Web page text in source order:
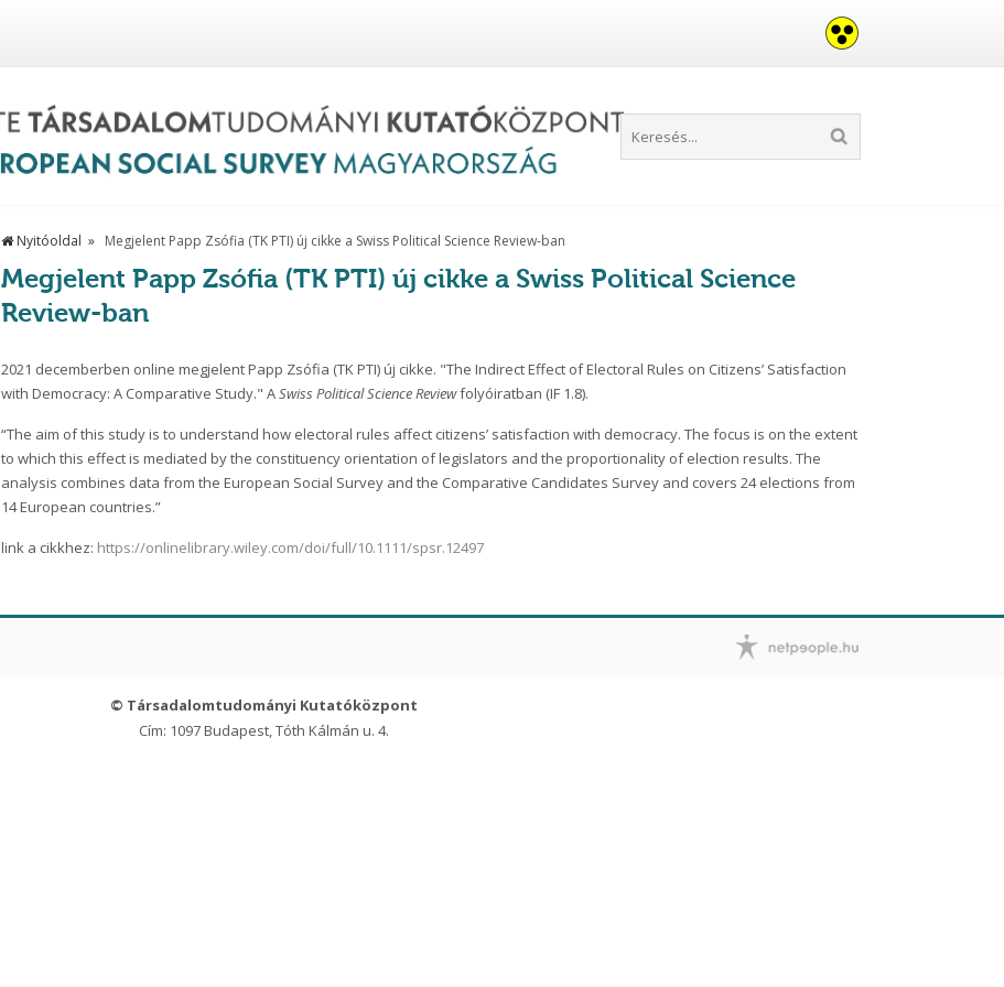
Nyitóoldal Megjelent Papp Zsófia (TK PTI) új cikke a Swiss Political Science Review-ban
Megjelent Papp Zsófia (TK PTI) új cikke a Swiss Political Science
Review-ban
2021 decemberben online megjelent Papp Zsófia (TK PTI) új cikke. "The Indirect Effect of Electoral Rules on Citizens’ Satisfaction
with Democracy: A Comparative Study." ASwiss Political Science Reviewfolyóiratban (IF 1.8).
“The aim of this study is to understand how electoral rules affect citizens’ satisfaction with democracy. The focus is on the extent
to which this effect is mediated by the constituency orientation of legislators and the proportionality of election results. The
analysis combines data from the European Social Survey and the Comparative Candidates Survey and covers 24 elections from
14 European countries.”
link a cikkhez: https://onlinelibrary.wiley.com/doi/full/10.1111/spsr.12497
© Társadalomtudományi Kutatóközpont
Cím: 1097 Budapest, Tóth Kálmán u. 4.